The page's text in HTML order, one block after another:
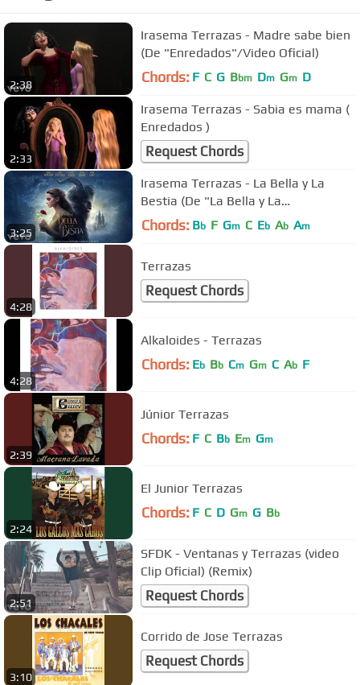
2:38
Irasema Terrazas - Madre sabe bien
(De "Enredados"/Video Oficial)
Chords: F C G Bbm Dm Gm D
2:33
Irasema Terrazas - Sabia es mama (
Enredados )
Request Chords
3:25
Irasema Terrazas - La Bella y La
Bestia (De "La Bella y La
Bestia”/Audio Only)
Chords: Bb F Gm C Eb Ab Am
4:28
Terrazas
Request Chords
4:28
Alkaloides - Terrazas
Chords: Eb Bb Cm Gm C Ab F
2:39
Júnior Terrazas
Chords: F C Bb Em Gm
2:24
El Junior Terrazas
Chords: F C D Gm G Bb
2:51
SFDK - Ventanas y Terrazas (video
Clip Oficial) (Remix)
Request Chords
3:10
Corrido de Jose Terrazas
Request Chords